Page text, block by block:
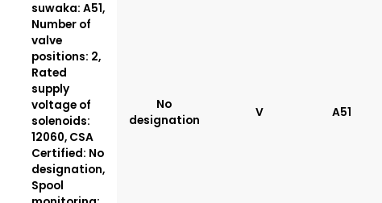
suwaka: A51,
Number of
valve
positions: 2,
Rated
supply
voltage of
solenoids:
12060, CSA
Certified: No
designation,
Spool
No
designation
V A51